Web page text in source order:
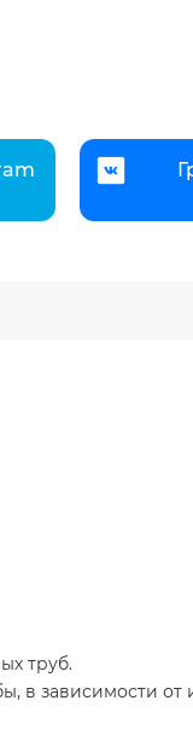
труб.
в зависимости